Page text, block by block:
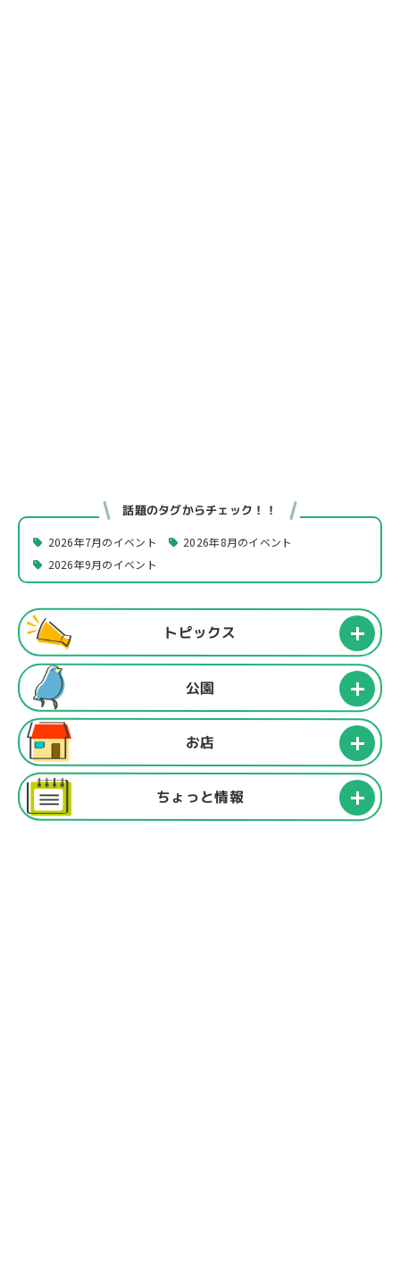
話題のタグからチェック！！
2026年7月のイベント
2026年8月のイベント
2026年9月のイベント
トピックス
公園
お店
ちょっと情報